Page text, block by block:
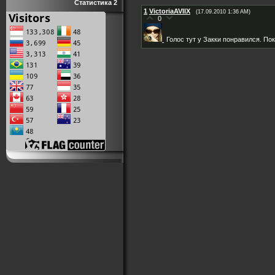
Статистика 2
1 VictoriaAVIIX (17.09.2010 1:36 AM)
0
Голос тут у Закки понравился.